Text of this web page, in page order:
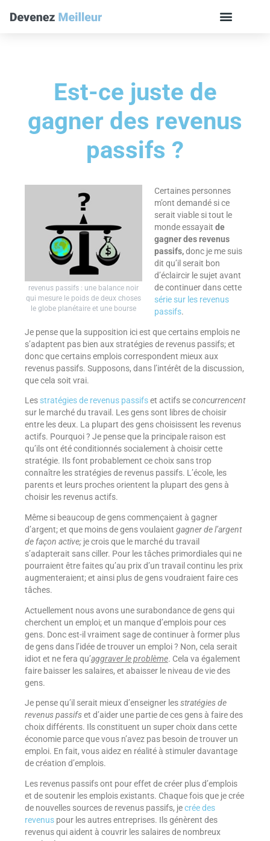
Est-ce juste de
gagner des revenus
passifs ?
revenus passifs : une balance noir
qui mesure le poids de deux choses
le globe planétaire et une bourse
Certaines personnes
m’ont demandé si ce
serait viable si tout le
monde essayait de
gagner des revenus
passifs,donc je me suis
dit qu’il serait bon
d’éclaircir le sujet avant
de continuer dans cette
série sur les revenus
passifs.
Je pense que la supposition ici est que certains emplois ne
s’adaptent pas bien aux stratégies de revenus passifs; et
donc que certains emplois correspondent mieux aux
revenus passifs. Supposons, dans l’intérêt de la discussion,
que cela soit vrai.
Les stratégies de revenus passifset actifs seconcurrencent
sur le marché du travail. Les gens sont libres de choisir
entre les deux. La plupart des gens choisissent les revenus
actifs. Pourquoi ? Je pense que la principale raison est
qu’ils ont été conditionnés socialement à choisir cette
stratégie. Ils font probablement ce choix sans trop
connaître les stratégies de revenus passifs. L’école, les
parents et leurs proches orientent la plupart des gens à
choisir les revenus actifs.
Même si beaucoup de gens commençaient à gagner
d’argent; et que moins de gens voulaient gagner de l’argent
de façon active;je crois que le marché du travail
s’adapterait sans ciller. Pour les tâches primordiales qui ne
pourraient être faites qu’au prix d’un travail continu les prix
augmenteraient; et ainsi plus de gens voudraient faire ces
tâches.
Actuellement nous avons une surabondance de gens qui
cherchent un emploi; et un manque d’emplois pour ces
gens. Donc est-il vraiment sage de continuer à former plus
de gens dans l’idée de trouver un emploi ? Non, cela serait
idiot et ne fera qu’aggraver le problème. Cela va également
faire baisser les salaires, et abaisser le niveau de vie des
gens.
Je pense qu’il serait mieux d’enseigner lesstratégies de
revenus passifset d’aider une partie de ces gens à faire des
choix différents. Ils constituent un super choix dans cette
économie parce que vous n’avez pas besoin de trouver un
emploi. En fait, vous aidez en réalité à stimuler davantage
de création d’emplois.
Les revenus passifs ont pour effet de créer plus d’emplois
et de soutenir les emplois existants. Chaque fois que je crée
de nouvelles sources de revenus passifs, jecrée des
revenuspour les autres entreprises. Ils génèrent des
revenus qui aident à couvrir les salaires de nombreux